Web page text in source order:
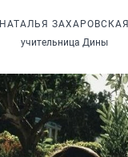
НАТАЛЬЯ ЗАХАРОВСКАЯ
учительница Дины